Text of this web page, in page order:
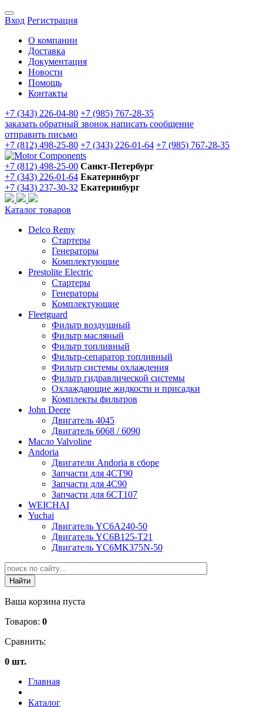
Вход Регистрация
О компании
Доставка
Документация
Новости
Помощь
Контакты
+7 (343) 226-04-80 +7 (985) 767-28-35
заказать обратный звонок написать сообщение
отправить письмо
+7 (812) 498-25-80 +7 (343) 226-01-64 +7 (985) 767-28-35
+7 (812) 498-25-00 Санкт-Петербург
+7 (343) 226-01-64 Екатеринбург
+7 (343) 237-30-32 Екатеринбург
Каталог товаров
Delco Remy
Стартеры
Генераторы
Комплектующие
Prestolite Electric
Стартеры
Генераторы
Комплектующие
Fleetguard
Фильтр воздушный
Фильтр масляный
Фильтр топливный
Фильтр-сепаратор топливный
Фильтр системы охлаждения
Фильтр гидравлической системы
Охлаждающие жидкости и присадки
Комплекты фильтров
John Deere
Двигатель 4045
Двигатель 6068 / 6090
Масло Valvoline
Andoria
Двигатели Andoria в сборе
Запчасти для 4CT90
Запчасти для 4С90
Запчасти для 6CT107
WEICHAI
Yuchai
Двигатель YC6A240-50
Двигатель YC6B125-T21
Двигатель YC6MK375N-50
Ваша корзина пуста
Товаров: 0
Сравнить:
0 шт.
Главная
Каталог